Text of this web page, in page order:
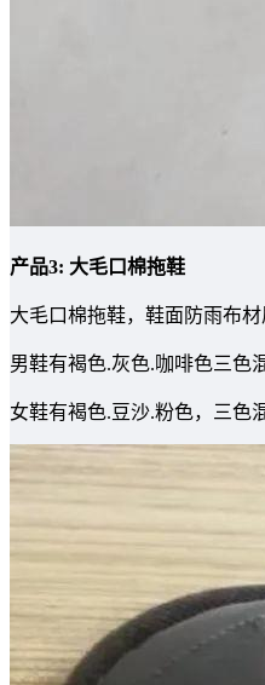
产品3: 大毛口棉拖鞋
大毛口棉拖鞋，鞋面防雨布
男鞋有褐色.灰色.咖啡色三色
女鞋有褐色.豆沙.粉色，三色